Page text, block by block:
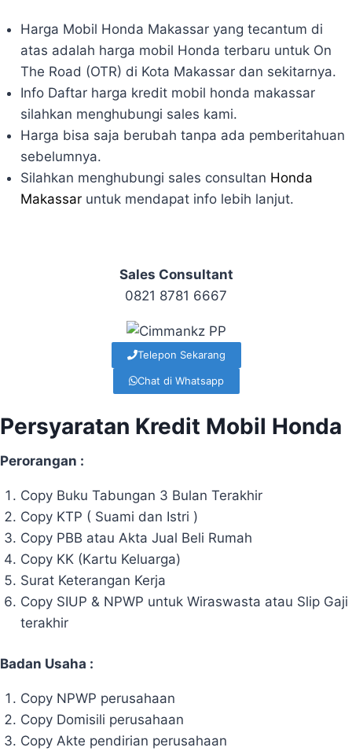
Harga Mobil Honda Makassar yang tecantum di
atas adalah harga mobil Honda terbaru untuk On
The Road (OTR) di Kota Makassar dan sekitarnya.
Info Daftar harga kredit mobil honda makassar
silahkan menghubungi sales kami.
Harga bisa saja berubah tanpa ada pemberitahuan
sebelumnya.
Silahkan menghubungi sales consultan Honda
Makassaruntuk mendapat info lebih lanjut.
Sales Consultant
0821 8781 6667
Telepon Sekarang
Chat di Whatsapp
Persyaratan Kredit Mobil Honda
Perorangan :
Copy Buku Tabungan 3 Bulan Terakhir
Copy KTP ( Suami dan Istri )
Copy PBB atau Akta Jual Beli Rumah
Copy KK (Kartu Keluarga)
Surat Keterangan Kerja
Copy SIUP & NPWP untuk Wiraswasta atau Slip Gaji
terakhir
Badan Usaha :
Copy NPWP perusahaan
Copy Domisili perusahaan
Copy Akte pendirian perusahaan